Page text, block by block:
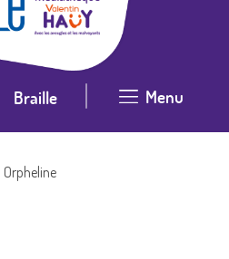
Braille Menu
Orpheline